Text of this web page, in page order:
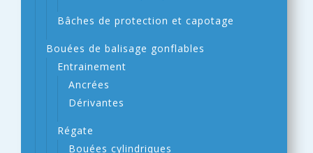
Bâches de protection et capotage
Bouées de balisage gonflables
Entrainement
Ancrées
Dérivantes
Régate
Bouées cylindriques